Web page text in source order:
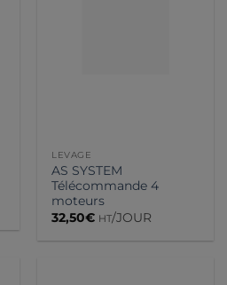
LEVAGE
AS SYSTEM
Télécommande 4
moteurs
32,50€ HT/JOUR